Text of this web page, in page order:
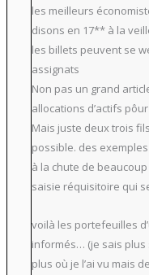
les meilleurs
disons en 17** à la
les billets peuvent se
assignats
Non pas un grand
allocations d’actifs
Mais juste deux trois
possible. des
à la chute de
saisie réquisitoire qui
voilà les portefeuilles
informés… (je sais plus
plus où je l’ai vu mais